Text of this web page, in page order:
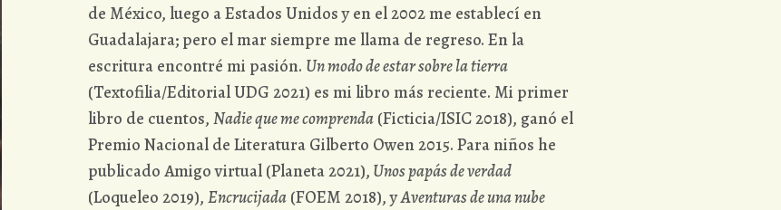
de México, luego a Estados Unidos y en el 2002 me establecí en
Guadalajara; pero el mar siempre me llama de regreso. En la
escritura encontré mi pasión. Un modo de estar sobre la tierra
(Textofilia/Editorial UDG 2021) es mi libro más reciente. Mi primer
libro de cuentos, Nadie que me comprenda (Ficticia/ISIC 2018), ganó el
Premio Nacional de Literatura Gilberto Owen 2015. Para niños he
publicado Amigo virtual (Planeta 2021), Unos papás de verdad
(Loqueleo 2019), Encrucijada (FOEM 2018), yAventuras de una nube